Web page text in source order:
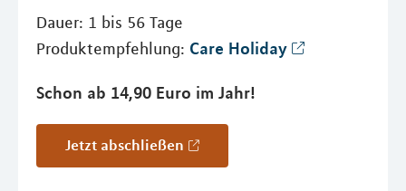
Dauer: 1 bis 56 Tage
Produktempfehlung: Care Holiday
Schon ab 14,90 Euro im Jahr!
Jetzt abschließen